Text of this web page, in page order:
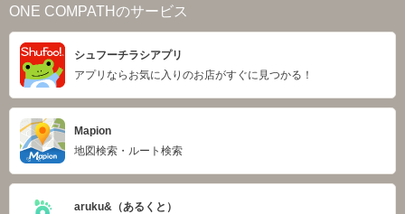
ONE COMPATHのサービス
シュフーチラシアプリ
アプリならお気に入りのお店がすぐに見つかる！
Mapion
地図検索・ルート検索
aruku&（あるくと）